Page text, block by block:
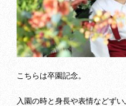
こちらは卒園記念。
入園の時と身長や表情などず